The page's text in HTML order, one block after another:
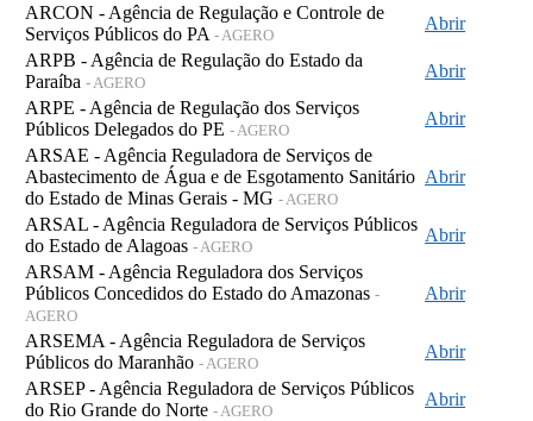
ARCON - Agência de Regulação e Controle de
Serviços Públicos do PA - AGERO
Abrir
ARPB - Agência de Regulação do Estado da
Paraíba - AGERO
Abrir
ARPE - Agência de Regulação dos Serviços
Públicos Delegados do PE - AGERO
Abrir
ARSAE - Agência Reguladora de Serviços de
Abastecimento de Água e de Esgotamento Sanitário
do Estado de Minas Gerais - MG - AGERO
Abrir
ARSAL - Agência Reguladora de Serviços Públicos
do Estado de Alagoas - AGERO
Abrir
ARSAM - Agência Reguladora dos Serviços
Públicos Concedidos do Estado do Amazonas -
AGERO
Abrir
ARSEMA - Agência Reguladora de Serviços
Públicos do Maranhão - AGERO
Abrir
ARSEP - Agência Reguladora de Serviços Públicos
do Rio Grande do Norte - AGERO
Abrir